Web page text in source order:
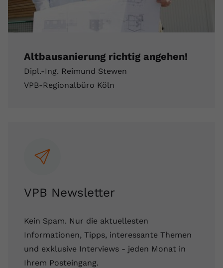
Altbausanierung richtig angehen!
Dipl.-Ing. Reimund Stewen
VPB-Regionalbüro Köln
VPB Newsletter
Kein Spam. Nur die aktuellesten
Informationen, Tipps, interessante Themen
und exklusive Interviews - jeden Monat in
Ihrem Posteingang.